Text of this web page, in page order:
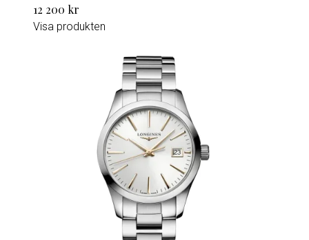
12 200 kr
Visa produkten